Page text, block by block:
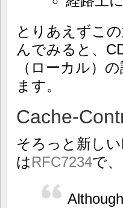
とりあえずこ
んでみると、
（ローカル）
ます。
Cache-
そろっと新し
はRFC7234で